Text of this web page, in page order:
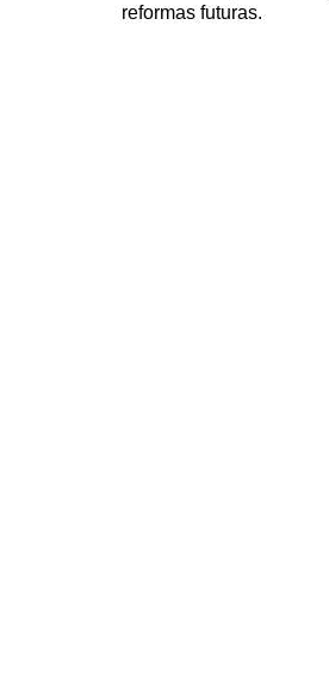
reformas futuras.